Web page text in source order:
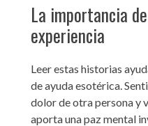
La importancia
experiencia
Leer estas historias
de ayuda esotérica.
dolor de otra persona y
aporta una paz mental